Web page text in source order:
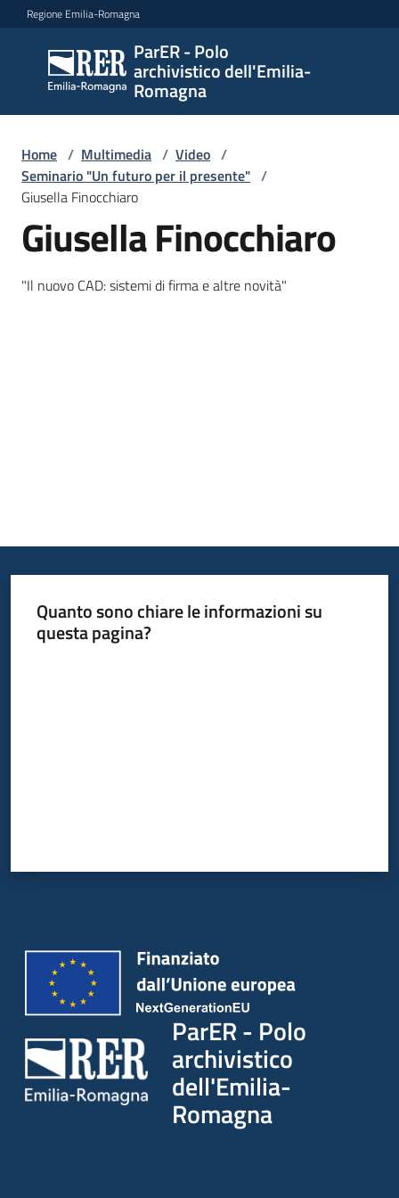
Vai al contenuto
Vai alla navigazione
Vai al footer
Regione Emilia-Romagna
ParER - Polo
archivistico dell'Emilia-
Romagna
ParER -
Polo
archivistico
Romagna
Polo
archivistico
Contatti
Home / Multimedia / Video /
Seminario "Un futuro per il presente" /
Giusella Finocchiaro
Giusella Finocchiaro
"Il nuovo CAD: sistemi di firma e altre novità"
Quanto sono chiare le informazioni su
questa pagina?
ParER - Polo
archivistico
dell'Emilia-
Romagna